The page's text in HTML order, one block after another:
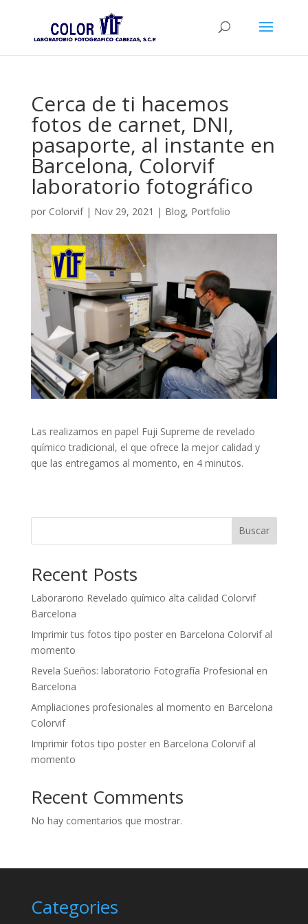
Cerca de ti hacemos
fotos de carnet, DNI,
pasaporte, al instante en
Barcelona, Colorvif
laboratorio fotográfico
por Colorvif| Nov 29, 2021 | Blog, Portfolio
Las realizamos en papel Fuji Supreme de revelado
químico tradicional, el que ofrece la mejor calidad y
que las entregamos al momento, en 4 minutos.
Buscar
Recent Posts
Laborarorio Revelado químico alta calidad Colorvif
Barcelona
Imprimir tus fotos tipo poster en Barcelona Colorvif al
momento
Revela Sueños: laboratorio Fotografía Profesional en
Barcelona
Ampliaciones profesionales al momento en Barcelona
Colorvif
Imprimir fotos tipo poster en Barcelona Colorvif al
momento
Recent Comments
No hay comentarios que mostrar.
Categories